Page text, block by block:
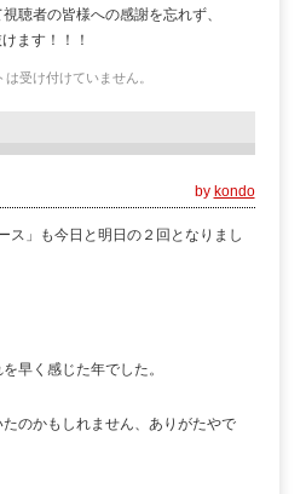
聴者の皆様への感謝を忘れず、
ます！！！
は受け付けていません。
by kondo
ス」も今日と明日の２回となりまし
早く感じた年でした。
のかもしれません、ありがたやで